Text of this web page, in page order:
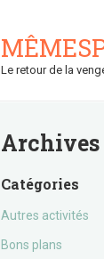
Le retour de la
Archives
Catégories
Autres activités
Bons plans